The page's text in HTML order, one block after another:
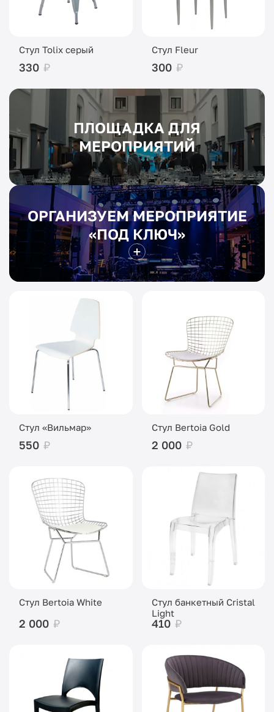
Стул Tolix серый
330 ₽
Стул Fleur
300 ₽
ПЛОЩАДКА ДЛЯ
МЕРОПРИЯТИЙ
ОРГАНИЗУЕМ МЕРОПРИЯТИЕ
«ПОД КЛЮЧ»
Стул «Вильмар»
550 ₽
Стул Bertoia Gold
2 000 ₽
Стул Bertoia White
2 000 ₽
Стул банкетный Cristal
Light
410 ₽